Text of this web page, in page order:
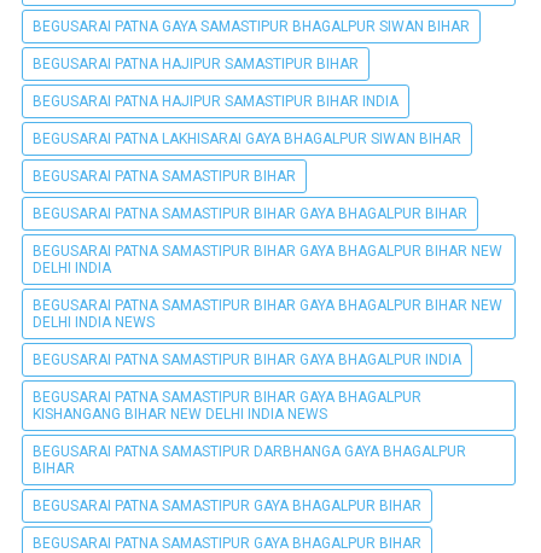
BEGUSARAI PATNA GAYA SAMASTIPUR BHAGALPUR SIWAN BIHAR
BEGUSARAI PATNA HAJIPUR SAMASTIPUR BIHAR
BEGUSARAI PATNA HAJIPUR SAMASTIPUR BIHAR INDIA
BEGUSARAI PATNA LAKHISARAI GAYA BHAGALPUR SIWAN BIHAR
BEGUSARAI PATNA SAMASTIPUR BIHAR
BEGUSARAI PATNA SAMASTIPUR BIHAR GAYA BHAGALPUR BIHAR
BEGUSARAI PATNA SAMASTIPUR BIHAR GAYA BHAGALPUR BIHAR NEW
DELHI INDIA
BEGUSARAI PATNA SAMASTIPUR BIHAR GAYA BHAGALPUR BIHAR NEW
DELHI INDIA NEWS
BEGUSARAI PATNA SAMASTIPUR BIHAR GAYA BHAGALPUR INDIA
BEGUSARAI PATNA SAMASTIPUR BIHAR GAYA BHAGALPUR
KISHANGANG BIHAR NEW DELHI INDIA NEWS
BEGUSARAI PATNA SAMASTIPUR DARBHANGA GAYA BHAGALPUR
BIHAR
BEGUSARAI PATNA SAMASTIPUR GAYA BHAGALPUR BIHAR
BEGUSARAI PATNA SAMASTIPUR GAYA BHAGALPUR BIHAR